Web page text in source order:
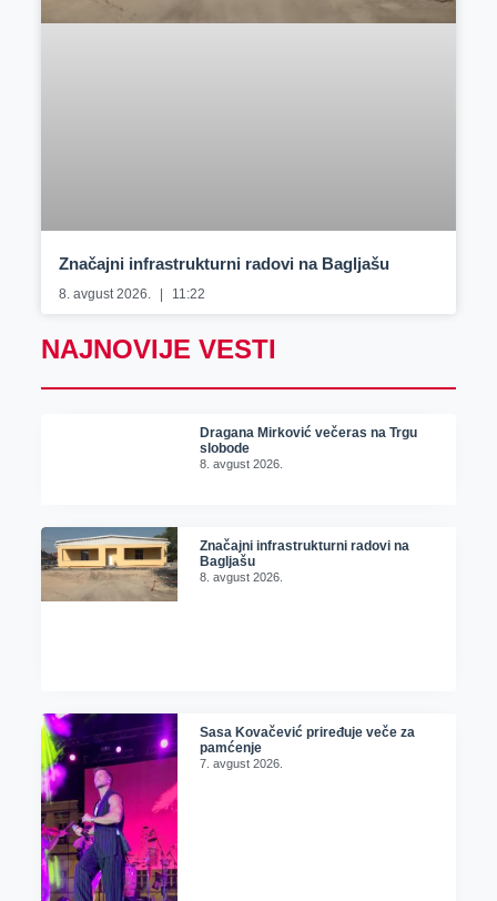
Značajni infrastrukturni radovi na Bagljašu
8. avgust 2026. 11:22
NAJNOVIJE VESTI
Dragana Mirković večeras na Trgu
slobode
8. avgust 2026.
Značajni infrastrukturni radovi na
Bagljašu
8. avgust 2026.
Sasa Kovačević priređuje veče za
pamćenje
7. avgust 2026.